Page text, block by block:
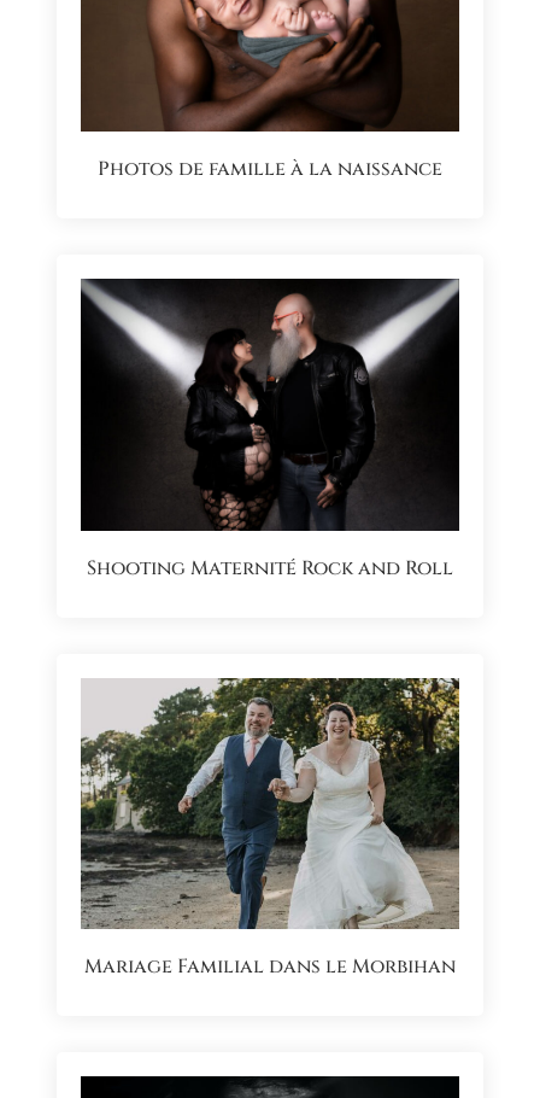
Photos de famille à la naissance
Shooting Maternité Rock and Roll
Mariage Familial dans le Morbihan